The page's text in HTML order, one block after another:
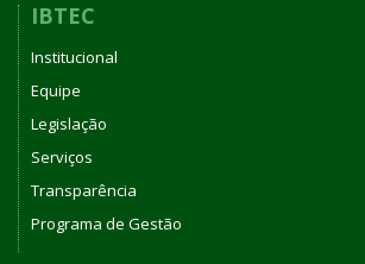
IBTEC
Institucional
Equipe
Legislação
Serviços
Transparência
Programa de Gestão